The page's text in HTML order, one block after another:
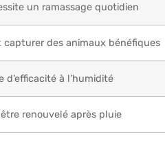
un ramassage quotidien
capturer des animaux bénéfiques
d’efficacité à l’humidité
renouvelé après pluie